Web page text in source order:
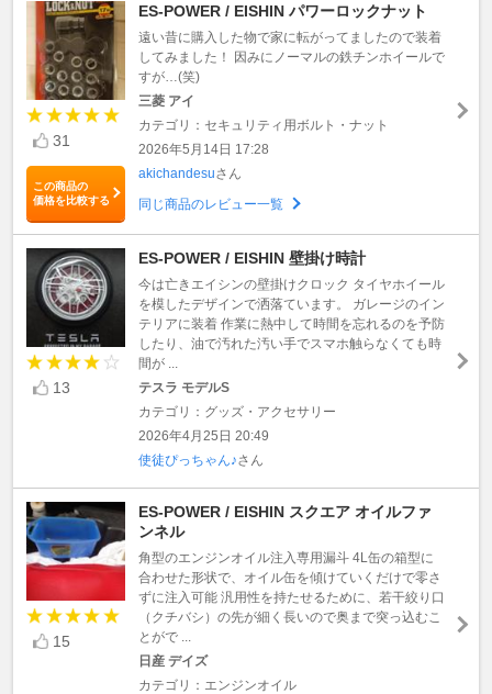
31
この商品の
価格を比較する
ES-POWER / EISHIN パワーロックナット
遠い昔に購入した物で家に転がってましたので装着
してみました！ 因みにノーマルの鉄チンホイールで
すが…(笑)
三菱 アイ
カテゴリ：セキュリティ用ボルト・ナット
2026年5月14日 17:28
akichandesuさん
同じ商品のレビュー一覧
13
ES-POWER / EISHIN 壁掛け時計
今は亡きエイシンの壁掛けクロック タイヤホイール
を模したデザインで洒落ています。 ガレージのイン
テリアに装着 作業に熱中して時間を忘れるのを予防
したり、油で汚れた汚い手でスマホ触らなくても時
間が ...
テスラ モデルS
カテゴリ：グッズ・アクセサリー
2026年4月25日 20:49
使徒ぴっちゃん♪さん
15
ES-POWER / EISHIN スクエア オイルファ
ンネル
角型のエンジンオイル注入専用漏斗 4L缶の箱型に
合わせた形状で、オイル缶を傾けていくだけで零さ
ずに注入可能 汎用性を持たせるために、若干絞り口
（クチバシ）の先が細く長いので奥まで突っ込むこ
とがで ...
日産 デイズ
カテゴリ：エンジンオイル